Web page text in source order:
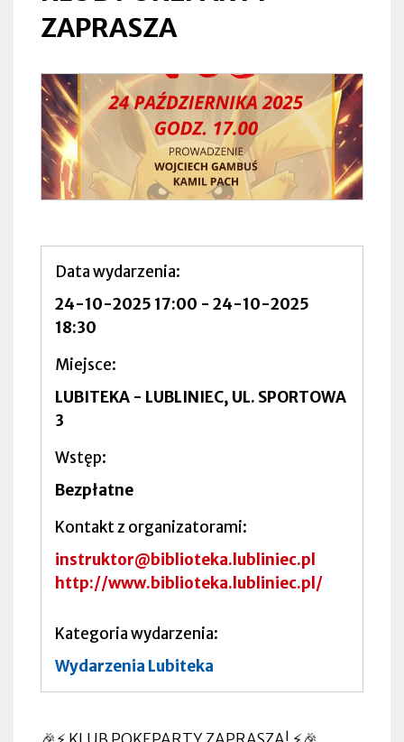
ZAPRASZA
Data wydarzenia
24-10-2025 17:00 - 24-10-2025
18:30
Miejsce
LUBITEKA - LUBLINIEC, UL. SPORTOWA
3
Wstęp
Bezpłatne
Kontakt z organizatorami
instruktor@biblioteka.lubliniec.pl
http://www.biblioteka.lubliniec.pl/
Kategoria wydarzenia
Wydarzenia Lubiteka